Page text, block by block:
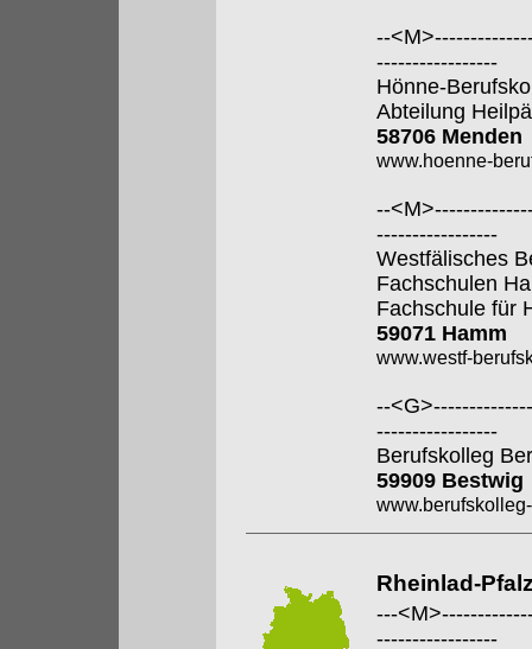
--
-----------------
Hönne-
Abteilung
58706 Menden
www.hoenne-
--
-----------------
Westfälisches
Fachschulen
Fachschule für
59071 Hamm
www.westf-
--
-----------------
Berufskolleg
59909 Bestwig
Rheinlad-
---
-----------------